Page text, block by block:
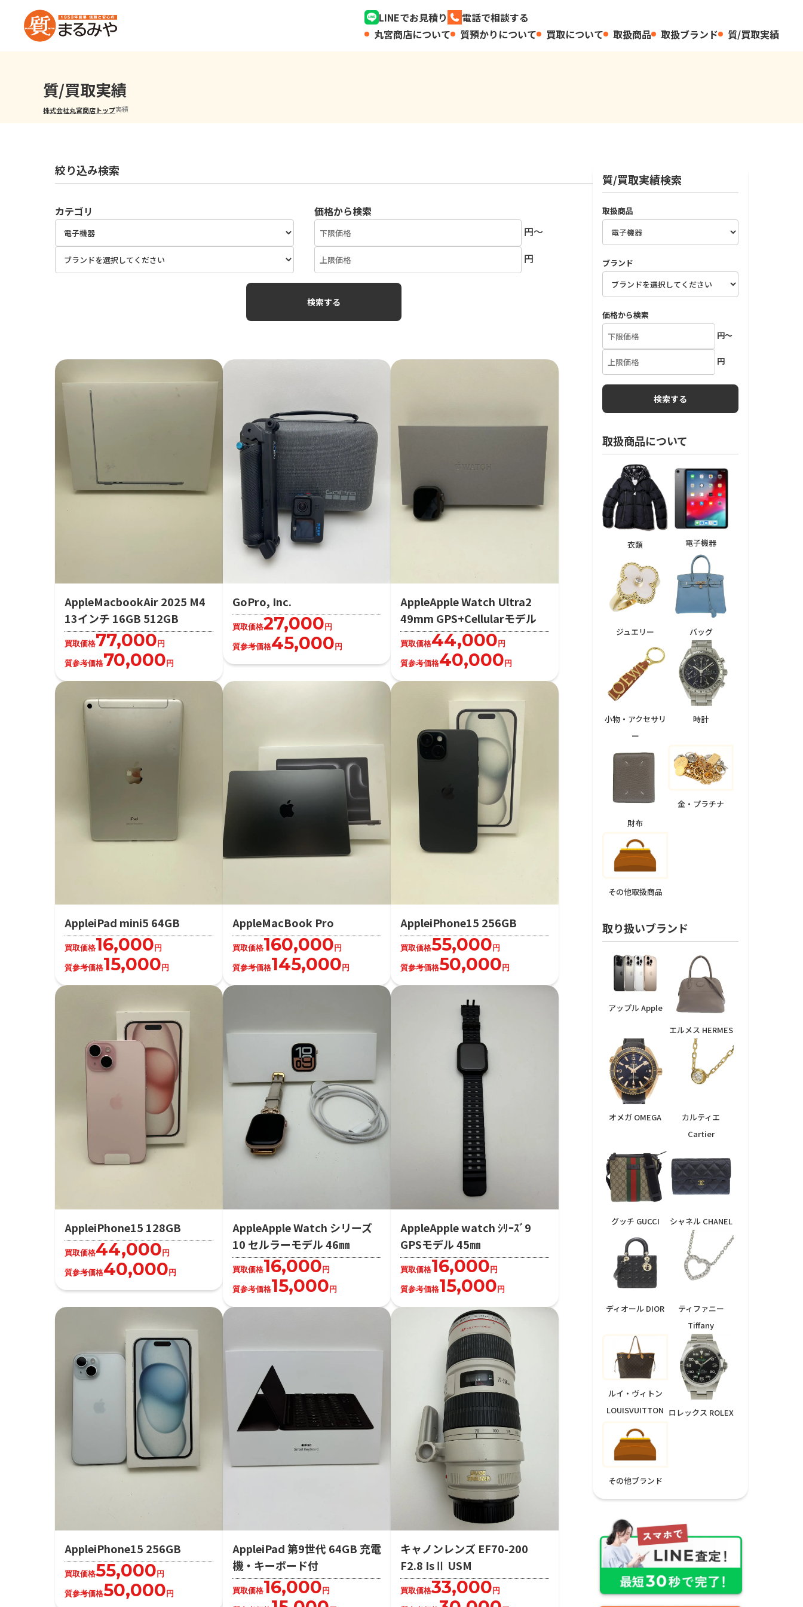
LINEでお見積り
電話で相談する
丸宮商店について
質預かりについて 買取について 取扱商品 取扱ブランド 質/買取実績
質/買取実績
株式会社丸宮商店トップ⁩実績
絞り込み検索
カテゴリ
価格から検索
円～
円
AppleMacbookAir 2025 M4
13インチ 16GB 512GB
買取価格77,000円
質参考価格70,000円
GoPro, Inc.
買取価格27,000円
質参考価格45,000円
AppleApple Watch Ultra2
49mm GPS+Cellularモデル
買取価格44,000円
質参考価格40,000円
AppleiPad mini5 64GB
買取価格16,000円
質参考価格15,000円
AppleMacBook Pro
買取価格160,000円
質参考価格145,000円
AppleiPhone15 256GB
買取価格55,000円
質参考価格50,000円
AppleiPhone15 128GB
買取価格44,000円
質参考価格40,000円
AppleApple Watch シリーズ
10 セルラーモデル 46㎜
買取価格16,000円
質参考価格15,000円
AppleApple watch ｼﾘｰｽﾞ9
GPSモデル 45㎜
買取価格16,000円
質参考価格15,000円
AppleiPhone15 256GB
買取価格55,000円
質参考価格50,000円
AppleiPad 第9世代 64GB 充電
機・キーボード付
買取価格16,000円
キャノンレンズ EF70-200
F2.8 IsⅡ USM
買取価格33,000円
質/買取実績検索
取扱商品
ブランド
価格から検索
円～
円
取扱商品について
衣類 電子機器
ジュエリー バッグ
小物・アクセサリ
ー
時計
財布
金・プラチナ
その他取扱商品
取り扱いブランド
アップル Apple
エルメス HERMES
オメガ OMEGA
カルティエ
Cartier
グッチ GUCCI シャネル CHANEL
ディオール DIOR
ティファニー
Tiffany
ルイ・ヴィトン
LOUISVUITTON ロレックス ROLEX
その他ブランド